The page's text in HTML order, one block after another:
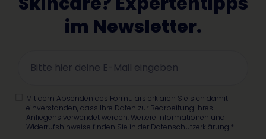
im Newsletter.
Mit dem Absenden des Formulars erklären Sie sich damit
einverstanden, dass Ihre Daten zur Bearbeitung Ihres
Anliegens verwendet werden. Weitere Informationen und
Widerrufshinweise finden Sie in der Datenschutzerklärung.*